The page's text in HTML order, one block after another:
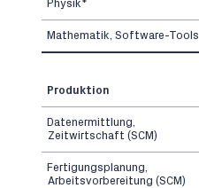
Physik*
Mathematik, Software-Tools
Produktion
Datenermittlung,
Zeitwirtschaft (SCM)
Fertigungsplanung,
Arbeitsvorbereitung (SCM)